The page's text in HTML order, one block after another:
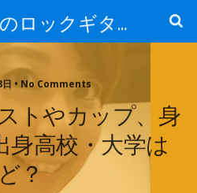
タケちゃんのロックギター講座
日 • No Comments
トやカップ、身
身高校・大学は
ど？